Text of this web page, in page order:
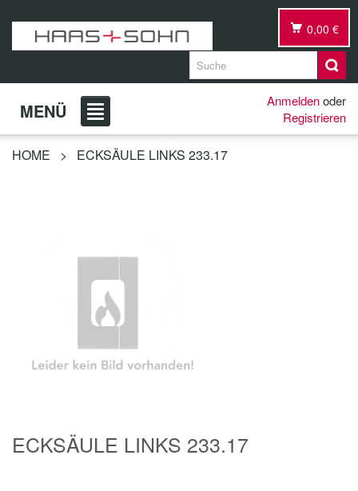
0,00 €
MENÜ Anmeldenoder
Registrieren
HOME > ECKSÄULE LINKS 233.17
ECKSÄULE LINKS 233.17